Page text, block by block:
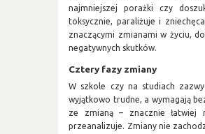
najmniejszej porażki czy
toksycznie, paraliżuje i
znaczącymi zmianami w życiu,
negatywnych skutków.
Cztery fazy zmiany
W szkole czy na studiach
wyjątkowo trudne, a wymagają
ze zmianą – znacznie łatwiej
przeanalizuje. Zmiany nie